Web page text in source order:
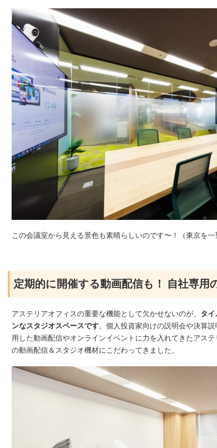
この会議室から見える景色も素晴らしいのです〜！（東京を
定期的に開催する動画配信も！ 自社専用
アステリアオフィスの重要な機能として欠かせないのが、 タイ
ンなスタジオスペースです。個人投資家向けの説明会や決算
用した動画配信やオンラインイベントに力を入れてきたアス
の動画配信＆スタジオ機材にこだわってきました。